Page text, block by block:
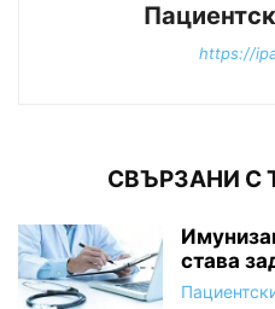
https://
СВЪРЗАНИ С
става